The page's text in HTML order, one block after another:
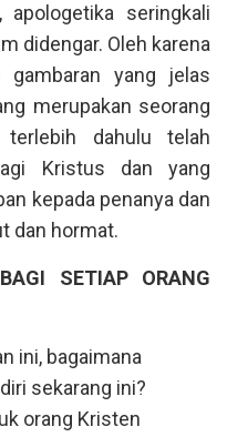
apologetika seringkali
didengar. Oleh karena
yang jelas
merupakan seorang
terlebih dahulu telah
Kristus dan yang
kepada penanya dan
dan hormat.
SETIAP ORANG
ini, bagaimana
sekarang ini?
orang Kristen